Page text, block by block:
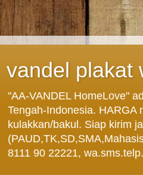
vandel plakat
"AA-VANDEL HomeLove"
Tengah-Indonesia. HARGA
kulakkan/bakul. Siap kirim
8111 90 22221,